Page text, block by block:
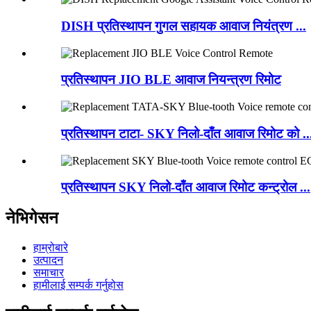
DISH प्रतिस्थापन गुगल सहायक आवाज नियंत्रण ...
प्रतिस्थापन JIO BLE आवाज नियन्त्रण रिमोट
प्रतिस्थापन टाटा- SKY निलो-दाँत आवाज रिमोट को
प्रतिस्थापन SKY निलो-दाँत आवाज रिमोट कन्ट्रोल ...
नेभिगेसन
हाम्रोबारे
उत्पादन
समाचार
हामीलाई सम्पर्क गर्नुहोस